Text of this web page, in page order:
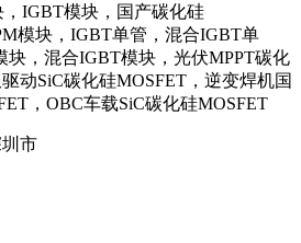
，IGBT模块，国产碳化硅
模块，IGBT单管，混合IGBT单
块，混合IGBT模块，光伏MPPT碳化
动SiC碳化硅MOSFET，逆变焊机国
，OBC车载SiC碳化硅MOSFET
市